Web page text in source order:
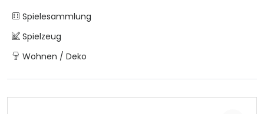
Spielesammlung
Spielzeug
Wohnen / Deko